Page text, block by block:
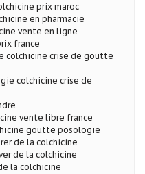
prix maroc
en pharmacie
vente en ligne
france
colchicine crise de goutte
colchicine crise de
vente libre france
goutte posologie
de la colchicine
de la colchicine
la colchicine